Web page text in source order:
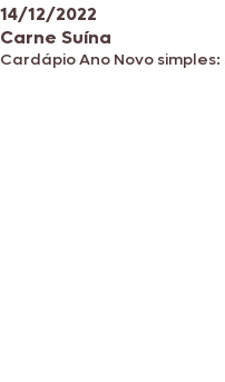
14/12/2022
Carne Suína
Cardápio Ano Novo